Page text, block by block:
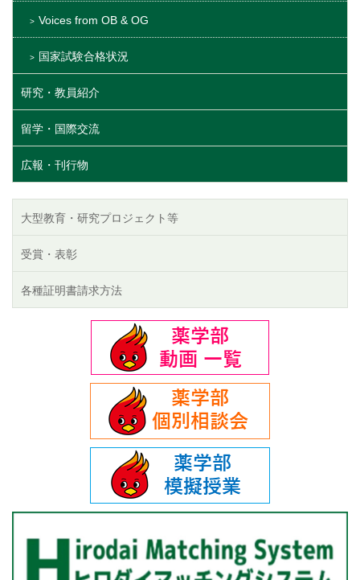
Voices from OB & OG
国家試験合格状況
研究・教員紹介
留学・国際交流
広報・刊行物
大型教育・研究プロジェクト等
受賞・表彰
各種証明書請求方法